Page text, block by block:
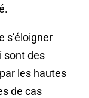
s’éloigner
sont des
les hautes
de cas